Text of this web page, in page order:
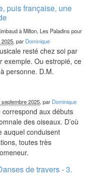
puis française, une
à Milton, Les Paladins pour
2025, par Dominique
resté chez soi par
exemple. Ou estropié, ce
personne. D.M.
septembre 2025, par Dominique
aux débuts
des oiseaux. D’où
auquel conduisent
toutes très
de travers - 3.